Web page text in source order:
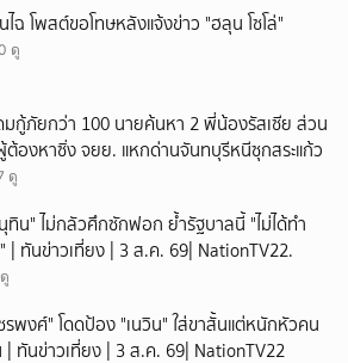
ไฉ โพสต์ขอโทษหลังแจ้งข่าว "ฮลุน โซโล่"
ดู
มกู้ภัยกว่า 100 นายค้นหา 2 พี่น้องรัสเซีย ส่วน
ต้องหาซิ่ง จยย. แหกด่านจันทบุรีหนีซุกสระแก้ว
ดู
ทิน" ไม่กลัวศึกซักฟอก ย้ำรัฐบาลนี้ "ไม่ได้ทำ
| ทันข่าวเที่ยง | 3 ส.ค. 69| NationTV22.
รพงศ์" โดดป้อง "เนวิน" ใส่ขาสั้นแต่หนักหัวคน
| ทันข่าวเที่ยง | 3 ส.ค. 69| NationTV22